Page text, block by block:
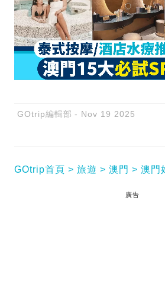
GOtrip編輯部 Nov 19 2025
GOtrip首頁 旅遊 澳門 澳門
廣告